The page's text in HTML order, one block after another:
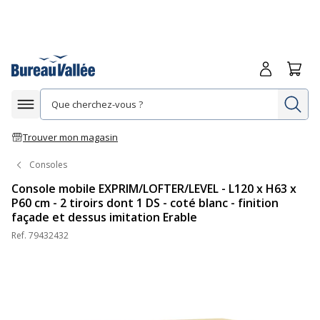
Afficher la navigation
Trouver mon magasin
Me
Consoles
Console mobile EXPRIM/LOFTER/LEVEL - L120 x H63 x
P60 cm - 2 tiroirs dont 1 DS - coté blanc - finition
façade et dessus imitation Erable
Ref. 79432432